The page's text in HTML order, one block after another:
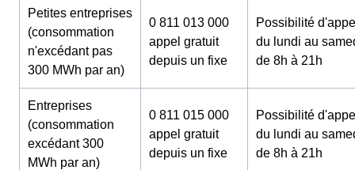
Petites entreprises
(consommation
n'excédant pas
300 MWh par an)
0 811 013 000
appel gratuit
depuis un fixe
Possibilité
du lundi au
de 8h à 21h
Entreprises
(consommation
excédant 300
MWh par an)
0 811 015 000
appel gratuit
depuis un fixe
Possibilité
du lundi au
de 8h à 21h